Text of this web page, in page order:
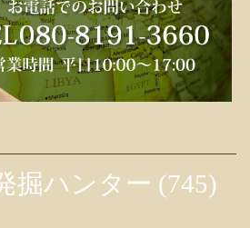
掘ハンター (745)